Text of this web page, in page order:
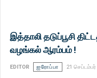
இத்தாலி தடுப்பூசி
வழங்கல் ஆரம்பம் !
EDITOR ஐரோப்பா 21 செப்டம்பர்